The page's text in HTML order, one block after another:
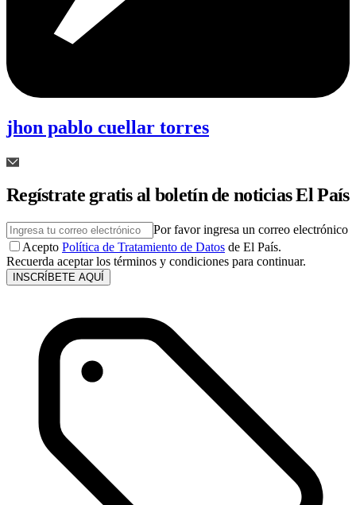
jhon pablo cuellar torres
Regístrate gratis al boletín de noticias El País
Por favor ingresa un correo electrónico
Acepto Política de Tratamiento de Datos de El País.
Recuerda aceptar los términos y condiciones para continuar.
INSCRÍBETE AQUÍ